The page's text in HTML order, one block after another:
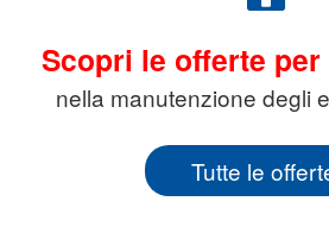
Scopri le offerte
nella manutenzione degli
Tutte le